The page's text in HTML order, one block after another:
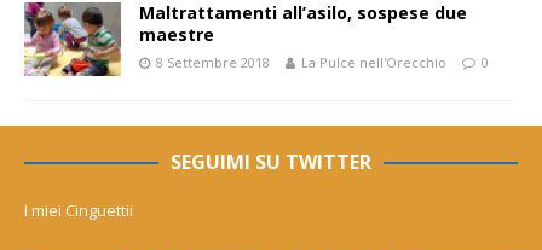
Maltrattamenti all’asilo, sospese due
maestre
8 Settembre 2018 La Pulce nell'Orecchio 0
SEGUIMI SU TWITTER
I miei Cinguettii